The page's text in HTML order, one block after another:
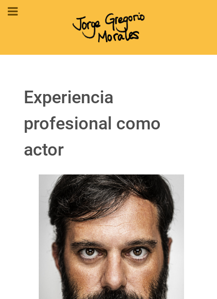
Experiencia
profesional como
actor